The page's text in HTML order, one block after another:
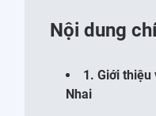
Nội dung
1. Giới thiệu
Nhai